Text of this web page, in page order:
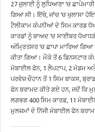
27 ਜੁਲਾਈ ਨੂੰ ਲੁਧਿਆਣਾ ’ਚ
ਗਿਆ ਸੀ। ਇੱਥੇ, ਜਾਂਚ ’ਚ ਖੁਲਾਸਾ
ਟੈਲੀਕਾਮ ਕੰਪਨੀਆਂ ਦੇ ਸਿਮ ਕਾਰਡ
ਕਾਰਡਾਂ ਨੂੰ ਬਾਅਦ ’ਚ ਸਾਈਬਰ
ਅੰਮ੍ਰਿਤਸਰ ’ਚ ਛਾਪਾ ਮਾਰਿਆ ਗਿਆ
ਕੀਤਾ ਗਿਆ। ਮੌਕੇ ਤੋਂ 6 ਡਿਨਸਟਾਰ
ਮੋਬਾਈਲ ਫੋਨ, 1 ਲੈਪਟਾਪ, 2 ਮੋਡਮ
ਪਰਵੇਜ਼ ਚੌਹਾਨ ਤੋਂ 1 ਸਿਮ ਬਾਕਸ,
ਫੋਨ ਬਰਾਮਦ ਕੀਤੇ ਗਏ ਹਨ, ਜਦੋਂ ਕਿ
ਲਗਭਗ 400 ਸਿਮ ਕਾਰਡ, 11
ਮੁਲਜ਼ਮਾਂ ਦੇ ਨਿੱਜੀ ਮੋਬਾਈਲ ਫੋਨ